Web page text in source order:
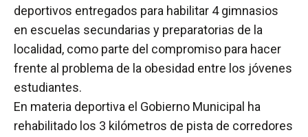
deportivos entregados para habilitar 4 gimnasios
en escuelas secundarias y preparatorias de la
localidad, como parte del compromiso para hacer
frente al problema de la obesidad entre los jóvenes
estudiantes.
En materia deportiva el Gobierno Municipal ha
rehabilitado los 3 kilómetros de pista de corredores